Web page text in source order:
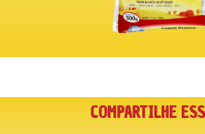
COMPARTILHE